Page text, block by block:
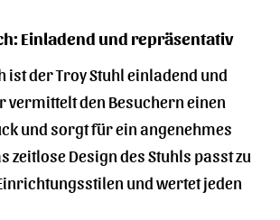
Einladend und repräsentativ
ist der Troy Stuhl einladend und
vermittelt den Besuchern einen
und sorgt für ein angenehmes
zeitlose Design des Stuhls passt zu
und wertet jeden